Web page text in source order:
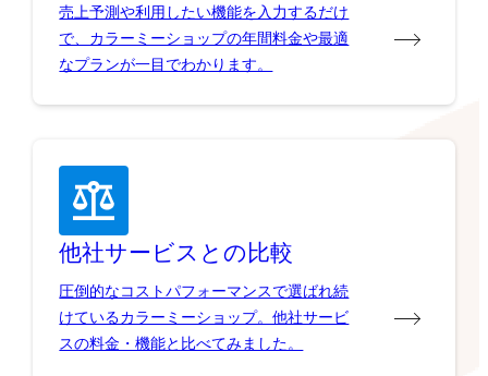
売上予測や利用したい機能を入力するだけ
で、カラーミーショップの年間料金や最適
なプランが一目でわかります。
他社サービスとの比較
圧倒的なコストパフォーマンスで選ばれ続
けているカラーミーショップ。他社サービ
スの料金・機能と比べてみました。